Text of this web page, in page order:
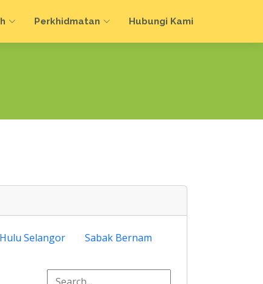
Perkhidmatan Hubungi Kami
Hulu Selangor Sabak Bernam